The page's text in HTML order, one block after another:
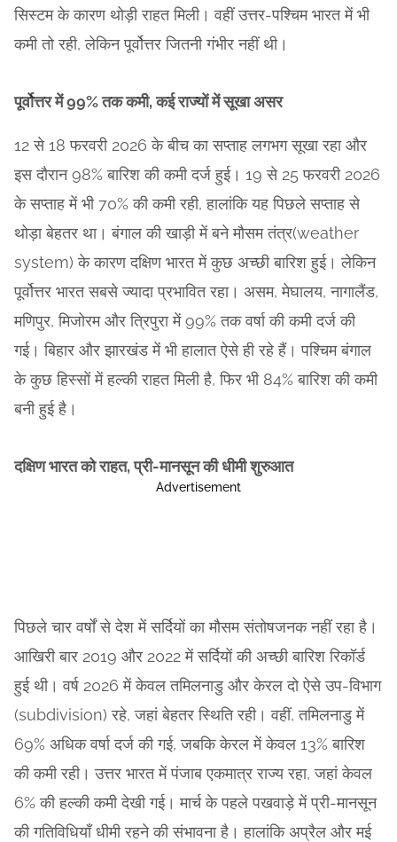
सिस्टम के कारण थोड़ी राहत मिली। वहीं उत्तर-पश्चिम भारत में भी
कमी तो रही, लेकिन पूर्वोत्तर जितनी गंभीर नहीं थी।
पूर्वोत्तर में 99% तक कमी, कई राज्यों में सूखा असर
12 से 18 फरवरी 2026 के बीच का सप्ताह लगभग सूखा रहा और
इस दौरान 98% बारिश की कमी दर्ज हुई। 19 से 25 फरवरी 2026
के सप्ताह में भी 70% की कमी रही, हालांकि यह पिछले सप्ताह से
थोड़ा बेहतर था। बंगाल की खाड़ी में बने मौसम तंत्र(weather
system) के कारण दक्षिण भारत में कुछ अच्छी बारिश हुई। लेकिन
पूर्वोत्तर भारत सबसे ज्यादा प्रभावित रहा। असम, मेघालय, नागालैंड,
मणिपुर, मिजोरम और त्रिपुरा में 99% तक वर्षा की कमी दर्ज की
गई। बिहार और झारखंड में भी हालात ऐसे ही रहे हैं। पश्चिम बंगाल
के कुछ हिस्सों में हल्की राहत मिली है, फिर भी 84% बारिश की कमी
बनी हुई है।
दक्षिण भारत को राहत, प्री-मानसून की धीमी शुरुआत
Advertisement
पिछले चार वर्षों से देश में सर्दियों का मौसम संतोषजनक नहीं रहा है।
आखिरी बार 2019 और 2022 में सर्दियों की अच्छी बारिश रिकॉर्ड
हुई थी। वर्ष 2026 में केवल तमिलनाडु और केरल दो ऐसे उप-विभाग
(subdivision) रहे, जहां बेहतर स्थिति रही। वहीं, तमिलनाडु में
69% अधिक वर्षा दर्ज की गई, जबकि केरल में केवल 13% बारिश
की कमी रही। उत्तर भारत में पंजाब एकमात्र राज्य रहा, जहां केवल
6% की हल्की कमी देखी गई। मार्च के पहले पखवाड़े में प्री-मानसून
की गतिविधियाँ धीमी रहने की संभावना है। हालांकि अप्रैल और मई